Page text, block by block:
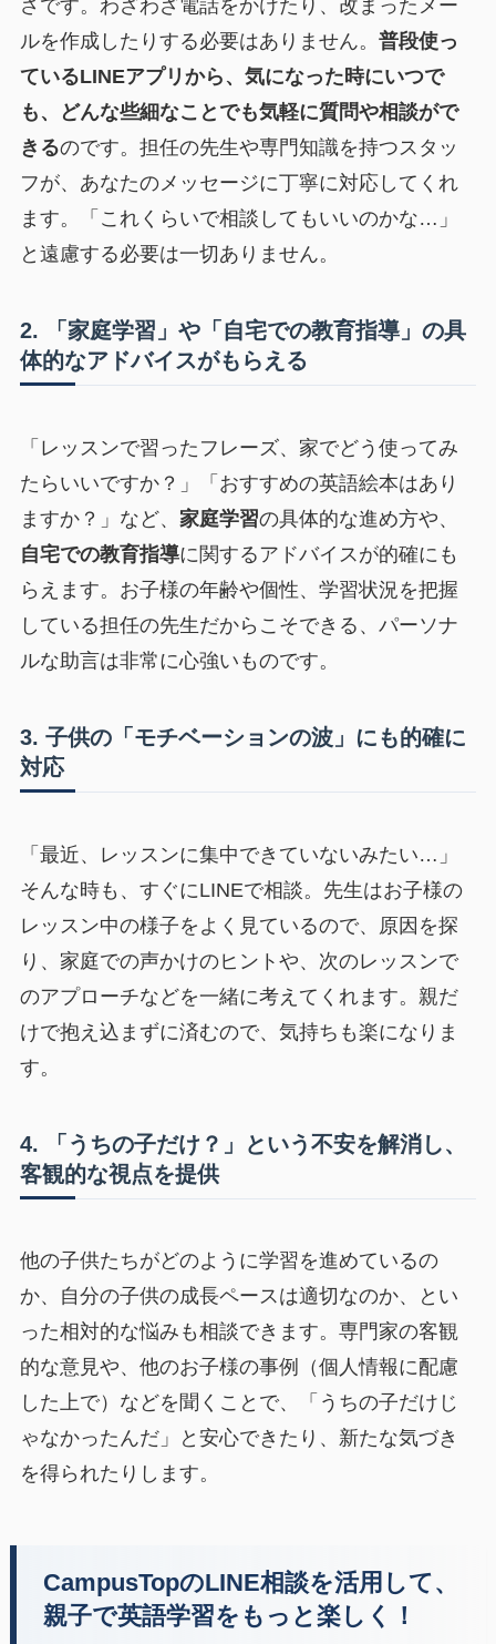
さです。わざわざ電話をかけたり、改まったメー
ルを作成したりする必要はありません。 普段使っ
ているLINEアプリから、気になった時にいつで
も、どんな些細なことでも気軽に質問や相談がで
きるのです。担任の先生や専門知識を持つスタッ
フが、あなたのメッセージに丁寧に対応してくれ
ます。「これくらいで相談してもいいのかな…」
と遠慮する必要は一切ありません。
2. 「家庭学習」や「自宅での教育指導」の具
体的なアドバイスがもらえる
「レッスンで習ったフレーズ、家でどう使ってみ
たらいいですか？」「おすすめの英語絵本はあり
ますか？」など、 家庭学習の具体的な進め方や、
自宅での教育指導に関するアドバイスが的確にも
らえます。お子様の年齢や個性、学習状況を把握
している担任の先生だからこそできる、パーソナ
ルな助言は非常に心強いものです。
3. 子供の「モチベーションの波」にも的確に
対応
「最近、レッスンに集中できていないみたい…」
そんな時も、すぐにLINEで相談。先生はお子様の
レッスン中の様子をよく見ているので、原因を探
り、家庭での声かけのヒントや、次のレッスンで
のアプローチなどを一緒に考えてくれます。親だ
けで抱え込まずに済むので、気持ちも楽になりま
す。
4. 「うちの子だけ？」という不安を解消し、
客観的な視点を提供
他の子供たちがどのように学習を進めているの
か、自分の子供の成長ペースは適切なのか、とい
った相対的な悩みも相談できます。専門家の客観
的な意見や、他のお子様の事例（個人情報に配慮
した上で）などを聞くことで、「うちの子だけじ
ゃなかったんだ」と安心できたり、新たな気づき
を得られたりします。
CampusTopのLINE相談を活用して、
親子で英語学習をもっと楽しく！